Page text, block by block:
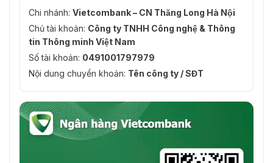
Chi nhánh: Vietcombank – CN Thăng Long Hà Nội
Chủ tài khoản: Công ty TNHH Công nghệ & Thông
tin Thông minh Việt Nam
Số tài khoản: 0491001797979
Nội dung chuyển khoản: Tên công ty / SĐT